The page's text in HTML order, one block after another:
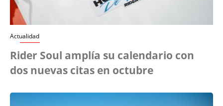
Actualidad
Rider Soul amplía su calendario con
dos nuevas citas en octubre